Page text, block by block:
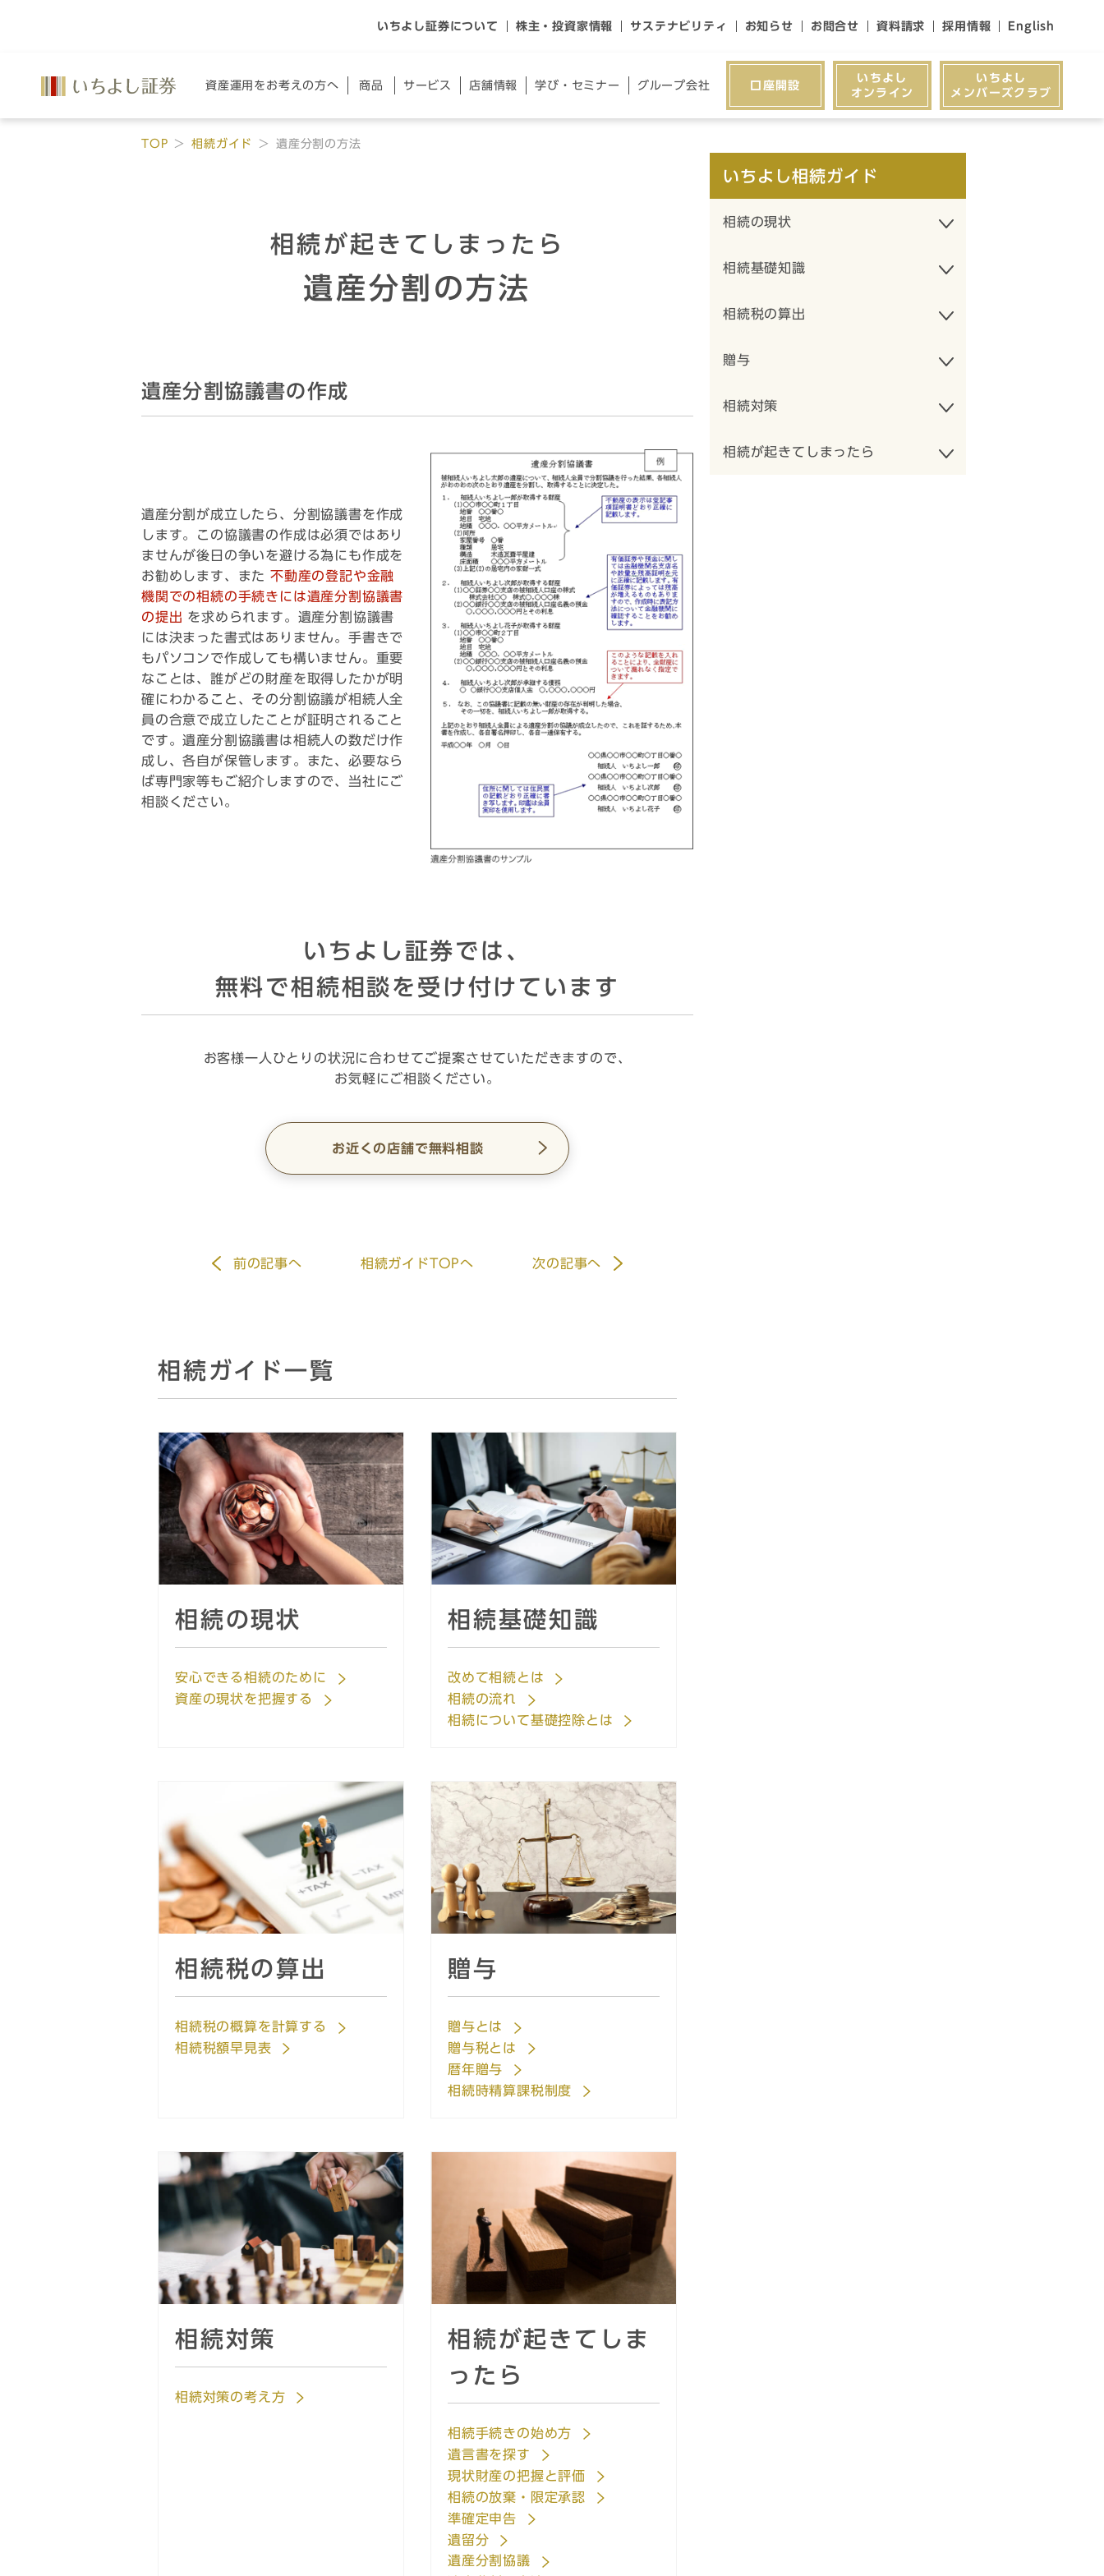
いちよし証券について 株主・投資家情報 サステナビリティ お知らせ お問合せ 資料請求 採用情報 English
資産運用を お考えの方へ 商品 サー ビス 店舗情報 学び・ セミナー グループ会社 口座開設
いちよし
オンライン
いちよし
メンバーズクラブ
TOP 相続ガイド 遺産分割の方法
相続が起きてしまったら
遺産分割の方法
遺産分割協議書の作成
遺産分割が成立したら、分割協議書を作成
します。この協議書の作成は必須ではあり
ませんが後日の争いを避ける為にも作成を
お勧めします、また 不動産の登記や金融
機関での相続の手続きには遺産分割協議書
の提出 を求められます。遺産分割協議書
には決まった書式はありません。手書きで
もパソコンで作成しても構いません。重要
なことは、誰がどの財産を取得したかが明
確にわかること、その分割協議が相続人全
員の合意で成立したことが証明されること
です。遺産分割協議書は相続人の数だけ作
成し、各自が保管します。また、必要なら
ば専門家等もご紹介しますので、当社にご
相談ください。
いちよし証券では、
無料で相続相談を 受け付けています
お客様一人ひとりの状況に合わせてご提案させていただきますので、
お気軽にご相談ください。
お近くの店舗で無料相談
前の記事へ 相続ガイドTOPへ 次の記事へ
相続ガイド一覧
相続の現状
安心できる相続のために
資産の現状を把握する
相続基礎知識
改めて相続とは
相続の流れ
相続について基礎控除とは
相続税の算出
相続税の概算を計算する
相続税額早見表
贈与
贈与とは
贈与税とは
暦年贈与
相続時精算課税制度
相続対策
相続対策の考え方
相続が起きてしま
ったら
相続手続きの始め方
遺言書を探す
現状財産の把握と評価
相続の放棄・限定承認
準確定申告
遺留分
遺産分割協議
いちよし相続ガイド
相続の現状
相続基礎知識
相続税の算出
贈与
相続対策
相続が起きてしまったら